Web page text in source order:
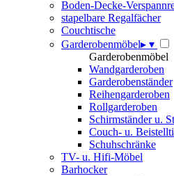
Boden-Decke-
stapelbare Regalfächer
Couchtische
Garderobenmöbel▸ ▾
Garderobenmöbel
Wandgarderoben
Garderobenständer
Reihengarderoben
Rollgarderoben
Schirmständer u.
Couch- u.
Schuhschränke
TV- u. Hifi-Möbel
Barhocker